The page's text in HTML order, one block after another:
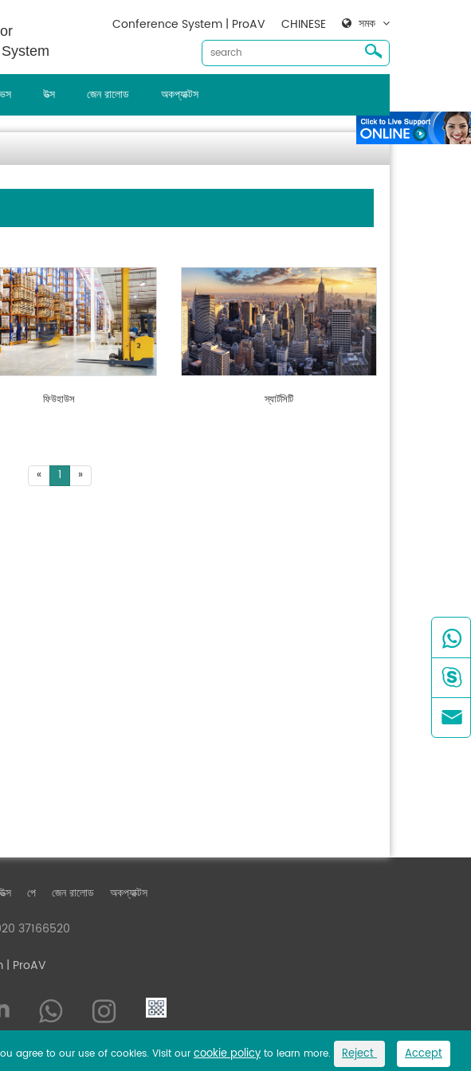
সমক
CHINESE
Conference System | ProAV
উত্স জেন রালোড অকপ্যাক্টস
ফিউহাউস স্যার্টসিটি
« 1 »
উত্স পে জেন রালোড অকপ্যাক্টস
37166520
ProAV
Sitemap



agree to our use of cookies. Visit our cookie policy to learn more. Reject Accept